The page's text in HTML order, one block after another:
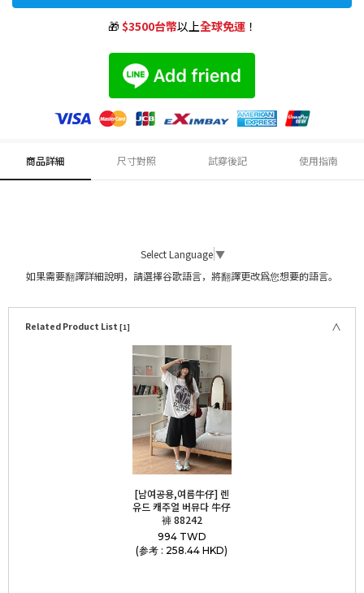
🎁$3500台幣以上全球免運！
商品詳細 尺寸對照 試穿後記 使用指南
Select Language ▼
如果需要翻譯詳細說明，請選擇谷歌語言，將翻譯更改爲您想要的語言。
Related Product List [1]
[남여공용,여름牛仔] 렌
유드 캐주얼 버뮤다 牛仔
褲 88242
994 TWD
(参考 : 258.44 HKD)